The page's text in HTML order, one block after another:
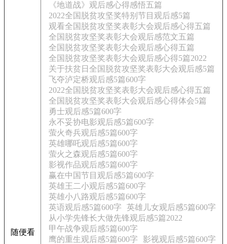
随便看
《地道战》观后感心得感悟五篇
2022全国脱贫攻坚奖特别节目观后感5篇
观看全国脱贫攻坚奖表彰大会观后感心得五篇
全国脱贫攻坚奖表彰大会观后感范文五篇
全国脱贫攻坚奖表彰大会观后感心得五篇
全国脱贫攻坚奖表彰大会观后感心得5篇2022
关于扶贫日全国脱贫攻坚奖表彰大会观后感5篇
飞夺泸定桥观后感5篇600字
2022全国脱贫攻坚奖表彰大会观后感心得五篇
全国脱贫攻坚奖表彰大会观后感心得体会5篇
勇士观后感5篇600字
永不妥协电影观后感5篇600字
萤火奇兵观后感5篇600字
英雄哪吒观后感5篇600字
萤火之森观后感5篇600字
影视作品观后感5篇600字
赢在中国节目观后感5篇600字
英雄王二小观后感5篇600字
英雄小八路观后感5篇600字
英语观后感5篇600字
英雄儿女观后感5篇600字
从小学先锋长大做先锋观后感5篇2022
甲午战争观后感5篇600字
鹰的重生观后感5篇600字
影视观后感5篇600字